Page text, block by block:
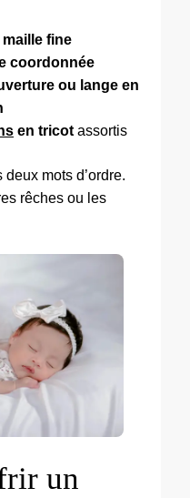
fine
coordonnée
ou lange en
en tricot assortis
deux mots d’ordre.
rêches ou les
un